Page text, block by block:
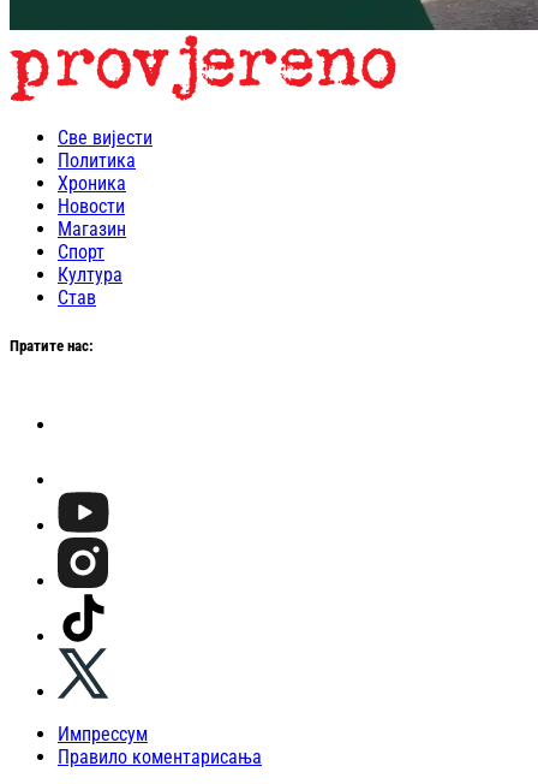
Све вијести
Политика
Хроника
Новости
Магазин
Спорт
Култура
Став
Пратите нас:
Импрессум
Правило коментарисања